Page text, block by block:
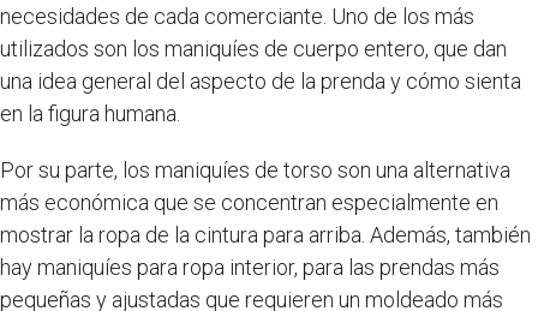
necesidades de cada comerciante. Uno de los más
utilizados son los maniquíes de cuerpo entero, que dan
una idea general del aspecto de la prenda y cómo sienta
en la figura humana.
Por su parte, los maniquíes de torso son una alternativa
más económica que se concentran especialmente en
mostrar la ropa de la cintura para arriba. Además, también
hay maniquíes para ropa interior, para las prendas más
pequeñas y ajustadas que requieren un moldeado más